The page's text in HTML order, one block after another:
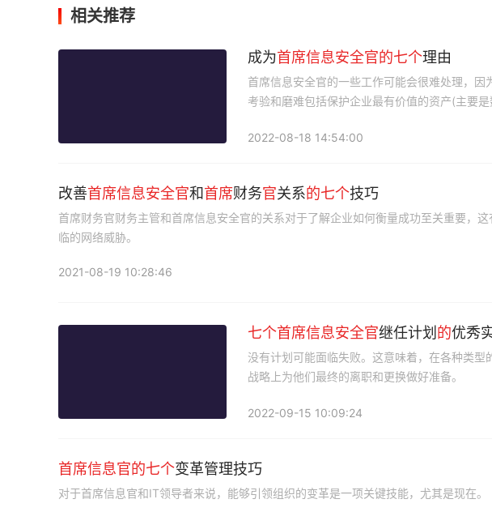
相关推荐
成为首席信息安全官的七个理由
首席信息安全官的一些工作可能会很难处理，
考验和磨难包括保护企业最有价值的资产(主要
2022-08-18 14:54:00
改善首席信息安全官和首席财务官关系的七个技巧
首席财务官财务主管和首席信息安全官的关系对于了解企业如何衡量成功至关重要，
临的网络威胁。
2021-08-19 10:28:46
七个首席信息安全官继任计划 的优秀
没有计划可能面临失败。这意味着，在各种类
战略上为他们最终的离职和更换做好准备。
2022-09-15 10:09:24
首席信息官的七个变革管理技巧
对于首席信息官和IT领导者来说，能够引领组织的变革是一项关键技能，尤其是现在。